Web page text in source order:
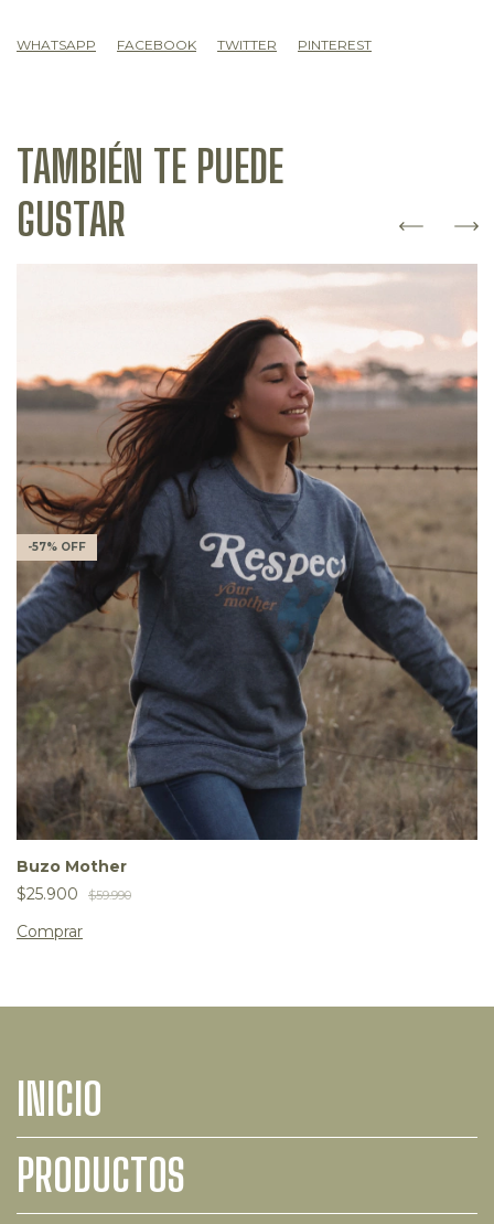
WHATSAPP FACEBOOK TWITTER PINTEREST
TAMBIÉN TE PUEDE
GUSTAR
-57% OFF
Buzo Mother
$25.900
$59.990
Comprar
INICIO
PRODUCTOS